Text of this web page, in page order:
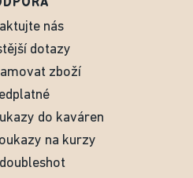
nás
dotazy
zboží
do kaváren
na kurzy